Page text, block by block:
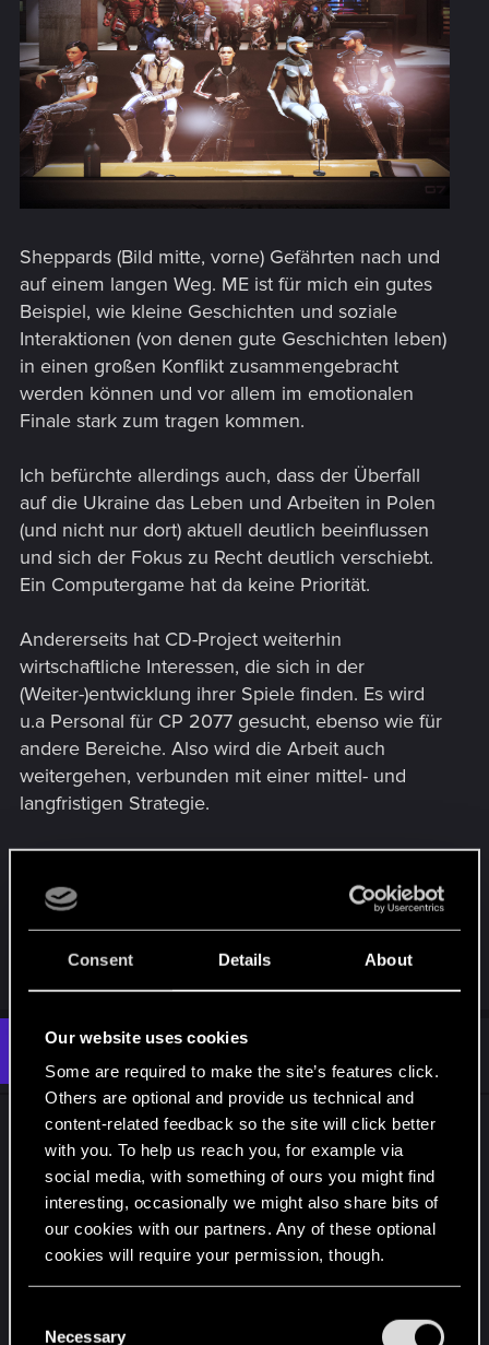
Consent Details About
Our website uses cookies
Some are required to make the site’s features click.
Others are optional and provide us technical and
content-related feedback so the site will click better
with you. To help us reach you, for example via
social media, with something of ours you might find
interesting, occasionally we might also share bits of
our cookies with our partners. Any of these optional
cookies will require your permission, though.
and tweak your preferences regarding them in the
Necessary
Sheppards (Bild mitte, vorne) Gefährten nach und
auf einem langen Weg. ME ist für mich ein gutes
Beispiel, wie kleine Geschichten und soziale
Interaktionen (von denen gute Geschichten leben)
in einen großen Konflikt zusammengebracht
werden können und vor allem im emotionalen
Finale stark zum tragen kommen.
Ich befürchte allerdings auch, dass der Überfall
auf die Ukraine das Leben und Arbeiten in Polen
(und nicht nur dort) aktuell deutlich beeinflussen
und sich der Fokus zu Recht deutlich verschiebt.
Ein Computergame hat da keine Priorität.
Andererseits hat CD-Project weiterhin
wirtschaftliche Interessen, die sich in der
(Weiter-)entwicklung ihrer Spiele finden. Es wird
u.a Personal für CP 2077 gesucht, ebenso wie für
andere Bereiche. Also wird die Arbeit auch
weitergehen, verbunden mit einer mittel- und
langfristigen Strategie.
Vielleicht kann die Community ja noch stärker in
den Prozess eingebunden werden. Input gibt es
von uns ja reichlich.
e
t
o
n
:
red_coshy and
Mar 28, 2022
Liebes CD Project Red Team,
erst mal vielen Dank für all die neuen
Möglichkeiten in NC und den Verbesserungen.
Es ist natürlich noch viel zu tun aber ihr seit auf
dem richtigen Weg.